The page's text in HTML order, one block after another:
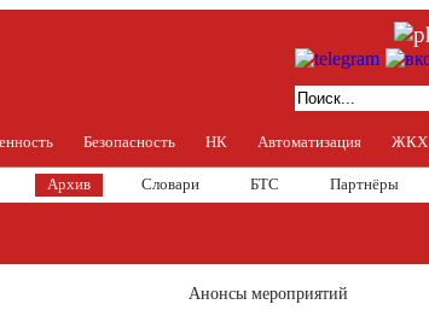
Безопасность НК Автоматизация ЖКХ
Архив Словари БТС Партнёры
Анонсы мероприятий